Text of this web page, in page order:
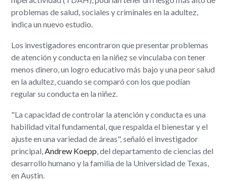
problemas de salud, sociales y criminales en la adultez,
indica un nuevo estudio.
Los investigadores encontraron que presentar problemas
de atención y conducta en la niñez se vinculaba con tener
menos dinero, un logro educativo más bajo y una peor salud
en la adultez, cuando se comparó con los que podían
regular su conducta en la niñez.
"La capacidad de controlar la atención y conducta es una
habilidad vital fundamental, que respalda el bienestar y el
ajuste en una variedad de áreas", señaló el investigador
principal,Andrew Koepp, del departamento de ciencias del
desarrollo humano y la familia de la Universidad de Texas,
en Austin.